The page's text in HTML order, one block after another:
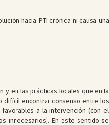
hacia PTI crónica ni causa una
y en las prácticas locales que en la
difícil encontrar consenso entre los
a la intervención (con el
innecesarios). En este sentido se